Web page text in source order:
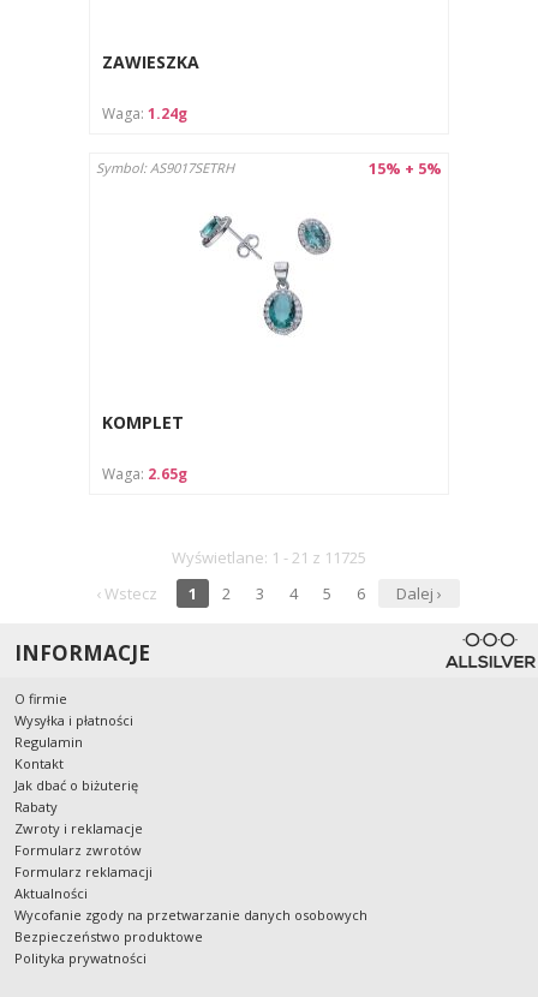
ZAWIESZKA
Waga: 1.24g
15% + 5%
Symbol: AS9017SETRH
KOMPLET
Waga: 2.65g
Wyświetlane: 1 - 21 z 11725
‹ Wstecz
1 2 3 4 5 6 Dalej ›
INFORMACJE
O firmie
Wysyłka i płatności
Regulamin
Kontakt
Jak dbać o biżuterię
Rabaty
Zwroty i reklamacje
Formularz zwrotów
Formularz reklamacji
Aktualności
Wycofanie zgody na przetwarzanie danych osobowych
Bezpieczeństwo produktowe
Polityka prywatności